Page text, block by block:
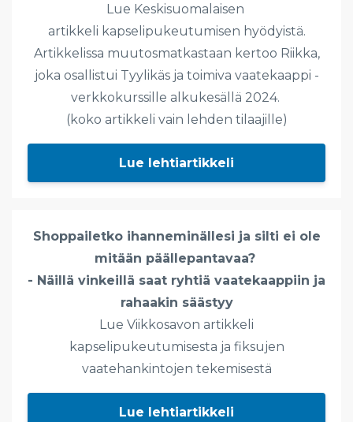
Lue Keskisuomalaisen
artikkeli kapselipukeutumisen hyödyistä.
Artikkelissa muutosmatkastaan kertoo Riikka,
joka osallistui Tyylikäs ja toimiva vaatekaappi -
verkkokurssille alkukesällä 2024.
(koko artikkeli vain lehden tilaajille)
Lue lehtiartikkeli
Shoppailetko ihanneminällesi ja silti ei ole
mitään päällepantavaa?
- Näillä vinkeillä saat ryhtiä vaatekaappiin ja
rahaakin säästyy
Lue Viikkosavon artikkeli
kapselipukeutumisesta ja fiksujen
vaatehankintojen tekemisestä
Lue lehtiartikkeli